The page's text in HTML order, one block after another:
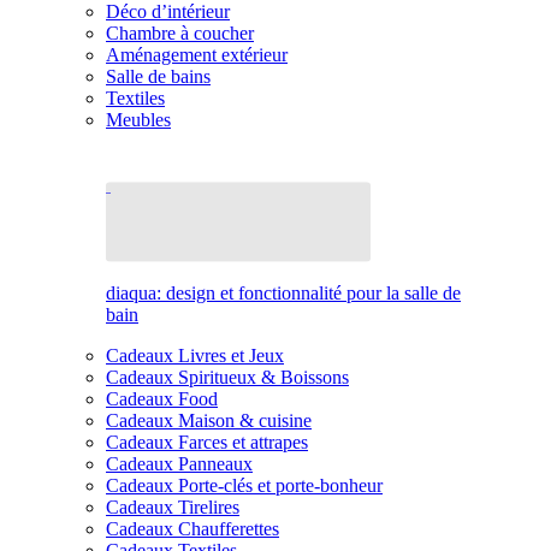
Déco d’intérieur
Chambre à coucher
Aménagement extérieur
Salle de bains
Textiles
Meubles
diaqua: design et fonctionnalité pour la salle de
bain
Cadeaux Livres et Jeux
Cadeaux Spiritueux & Boissons
Cadeaux Food
Cadeaux Maison & cuisine
Cadeaux Farces et attrapes
Cadeaux Panneaux
Cadeaux Porte-clés et porte-bonheur
Cadeaux Tirelires
Cadeaux Chaufferettes